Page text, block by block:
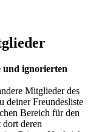
und ignorierten
Mitglieder des
deiner Freundesliste
Bereich für den
deren